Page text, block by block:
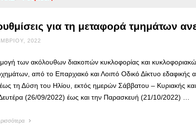
για τη μεταφορά τμημάτων
2022
των ακόλουθων διακοπών κυκλοφορίας και
από το Επαρχιακό και Λοιπό Οδικό Δίκτυο εδαφικής
τη Δύση του Ηλίου, εκτός ημερών Σάββατου – Κυριακής
(26/09/2022) έως και την Παρασκευή (21/10/2022) …